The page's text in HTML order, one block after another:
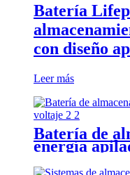
Batería
con diseño
Leer más
Batería de
energía